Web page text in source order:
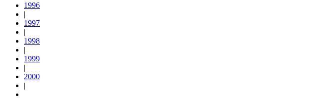
1996
|
1997
|
1998
|
1999
|
2000
|